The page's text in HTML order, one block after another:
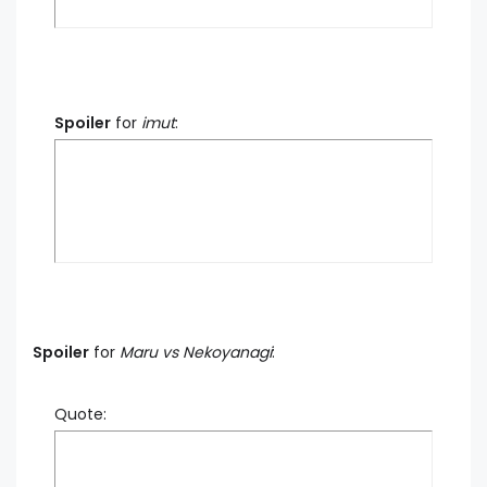
Spoiler for imut:
Spoiler for Maru vs Nekoyanagi:
Quote: